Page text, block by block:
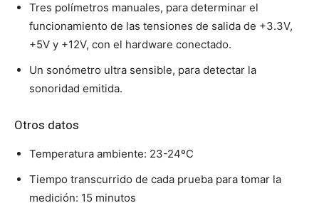
Tres polímetros manuales, para determinar el
funcionamiento de las tensiones de salida de +3.3V,
+5V y +12V, con el hardware conectado.
Un sonómetro ultra sensible, para detectar la
sonoridad emitida.
Otros datos
Temperatura ambiente: 23-24ºC
Tiempo transcurrido de cada prueba para tomar la
medición: 15 minutos